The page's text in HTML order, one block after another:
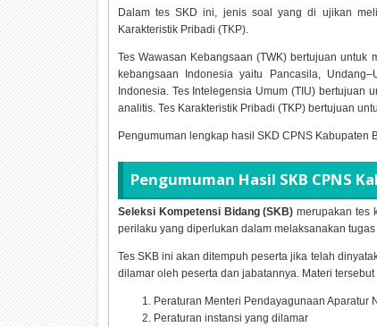
Dalam tes SKD ini, jenis soal yang di ujikan
Karakteristik Pribadi (TKP).
Tes Wawasan Kebangsaan (TWK) bertujuan
kebangsaan Indonesia yaitu Pancasila,
Indonesia. Tes Intelegensia Umum (TIU) bertujuan
analitis. Tes Karakteristik Pribadi (TKP) bertujuan
Pengumuman lengkap hasil SKD CPNS Kabupaten
Pengumuman Hasil SKB CPNS
Seleksi Kompetensi Bidang (SKB) merupakan tes
perilaku yang diperlukan dalam melaksanakan
Tes SKB ini akan ditempuh peserta jika telah
dilamar oleh peserta dan jabatannya. Materi
Peraturan Menteri Pendayagunaan Aparatur
Peraturan instansi yang dilamar